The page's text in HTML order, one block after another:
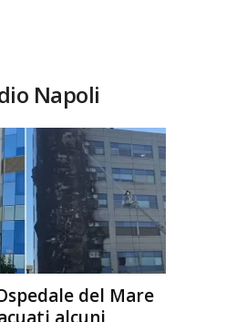
Napoli
del Mare